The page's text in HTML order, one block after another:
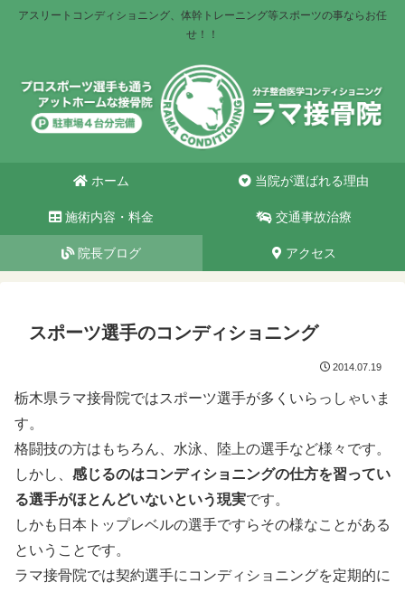
アスリートコンディショニング、体幹トレーニング等スポーツの事ならお任
せ！！
ホーム 当院が選ばれる理由
施術内容・料金 交通事故治療
院長ブログ アクセス
スポーツ選手のコンディショニング
2014.07.19
栃木県ラマ接骨院ではスポーツ選手が多くいらっしゃいま
す。
格闘技の方はもちろん、水泳、陸上の選手など様々です。
しかし、 感じるのはコンディショニングの仕方を習ってい
る選手がほとんどいないという現実です。
しかも日本トップレベルの選手ですらその様なことがある
ということです。
ラマ接骨院では契約選手にコンディショニングを定期的に